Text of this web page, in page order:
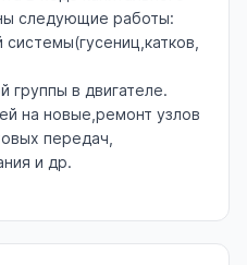
следующие работы:
группы в двигателе.
на новые,ремонт узлов
передач,
и др.